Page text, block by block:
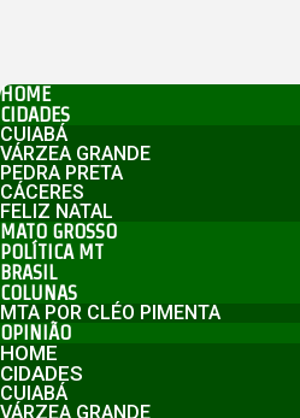
HOME
CIDADES
CUIABÁ
VÁRZEA GRANDE
PEDRA PRETA
CÁCERES
FELIZ NATAL
MATO GROSSO
POLÍTICA MT
BRASIL
COLUNAS
MTA POR CLÉO PIMENTA
OPINIÃO
HOME
CIDADES
CUIABÁ
VÁRZEA GRANDE